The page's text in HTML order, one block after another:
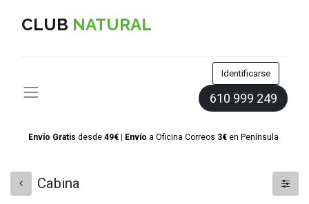
CLUB NATURAL
Identificarse
610 999 249
Envío Gratis desde 49€ Envío a Oficina Correos 3€ en Península
Cabina